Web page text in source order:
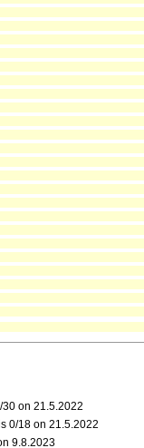
on 21.5.2022
0/18 on 21.5.2022
9.8.2023